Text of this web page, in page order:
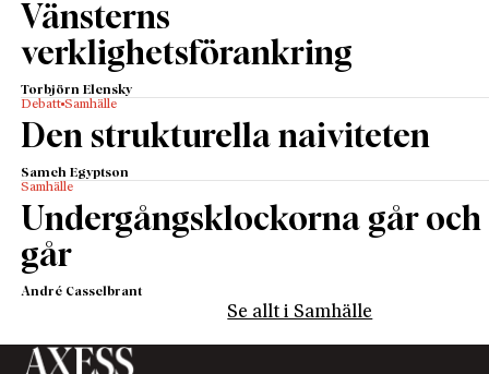
Vänsterns
verklighetsförankring
Torbjörn Elensky
Debatt Samhälle
Den strukturella naiviteten
Sameh Egyptson
Samhälle
Undergångsklockorna går och
går
André Casselbrant
Se allt i Samhälle